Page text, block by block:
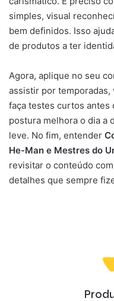
simples, visual
bem definidos. Isso
de produtos a ter
Agora, aplique no seu
assistir por
faça testes curtos antes
postura melhora o dia a
leve. No fim, entender
He-Man e Mestres do
revisitar o conteúdo
detalhes que sempre